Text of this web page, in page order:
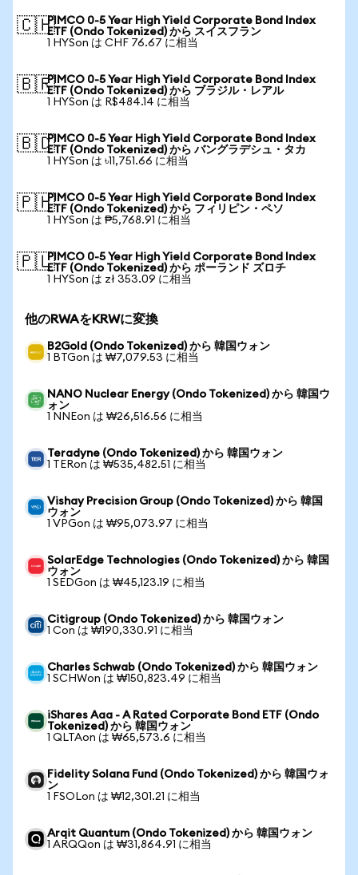
🇨🇭PIMCO 0-5 Year High Yield Corporate Bond Index
ETF (Ondo Tokenized) から スイスフラン
1 HYSon は CHF 76.67 に相当
🇧🇷PIMCO 0-5 Year High Yield Corporate Bond Index
ETF (Ondo Tokenized) から ブラジル・レアル
1 HYSon は R$484.14 に相当
🇧🇩PIMCO 0-5 Year High Yield Corporate Bond Index
ETF (Ondo Tokenized) から バングラデシュ・タカ
1 HYSon は ৳11,751.66 に相当
🇵🇭PIMCO 0-5 Year High Yield Corporate Bond Index
ETF (Ondo Tokenized) から フィリピン・ペソ
1 HYSon は ₱5,768.91 に相当
🇵🇱PIMCO 0-5 Year High Yield Corporate Bond Index
ETF (Ondo Tokenized) から ポーランド ズロチ
1 HYSon は zł 353.09 に相当
他のRWAをKRWに変換
B2Gold (Ondo Tokenized) から 韓国ウォン
1 BTGon は ₩7,079.53 に相当
NANO Nuclear Energy (Ondo Tokenized) から 韓国ウ
ォン
1 NNEon は ₩26,516.56 に相当
Teradyne (Ondo Tokenized) から 韓国ウォン
1 TERon は ₩535,482.51 に相当
Vishay Precision Group (Ondo Tokenized) から 韓国
ウォン
1 VPGon は ₩95,073.97 に相当
SolarEdge Technologies (Ondo Tokenized) から 韓国
ウォン
1 SEDGon は ₩45,123.19 に相当
Citigroup (Ondo Tokenized) から 韓国ウォン
1 Con は ₩190,330.91 に相当
Charles Schwab (Ondo Tokenized) から 韓国ウォン
1 SCHWon は ₩150,823.49 に相当
iShares Aaa - A Rated Corporate Bond ETF (Ondo
Tokenized) から 韓国ウォン
1 QLTAon は ₩65,573.6 に相当
Fidelity Solana Fund (Ondo Tokenized) から 韓国ウォ
ン
1 FSOLon は ₩12,301.21 に相当
Arqit Quantum (Ondo Tokenized) から 韓国ウォン
1 ARQQon は ₩31,864.91 に相当